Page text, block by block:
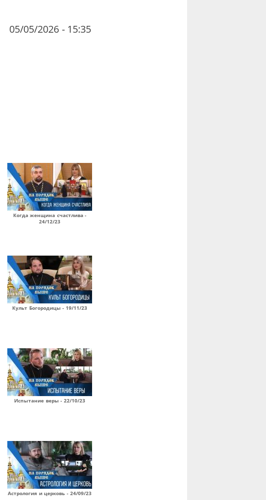
05/05/2026 - 15:35
Когда женщина счастлива -
24/12/23
Культ Богородицы - 19/11/23
Испытание веры - 22/10/23
Астрология и церковь - 24/09/23